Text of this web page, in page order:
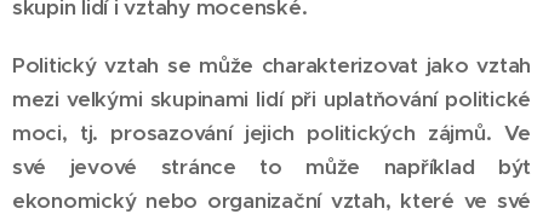
skupin lidí i vztahy mocenské.
Politický vztah se může charakterizovat jako vztah
mezi velkými skupinami lidí při uplatňování politické
moci, tj. prosazování jejich politických zájmů. Ve
své jevové stránce to může například být
ekonomický nebo organizační vztah, které ve své